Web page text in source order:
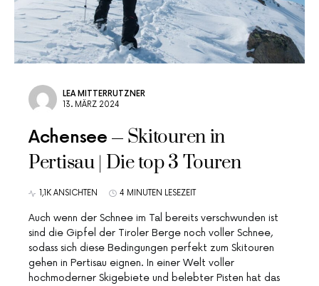
LEA MITTERRUTZNER
13. MÄRZ 2024
Achensee
Skitouren in
Pertisau | Die top 3 Touren
1,1K ANSICHTEN 4 MINUTEN LESEZEIT
Auch wenn der Schnee im Tal bereits verschwunden ist
sind die Gipfel der Tiroler Berge noch voller Schnee,
sodass sich diese Bedingungen perfekt zum Skitouren
gehen in Pertisau eignen. In einer Welt voller
hochmoderner Skigebiete und belebter Pisten hat das